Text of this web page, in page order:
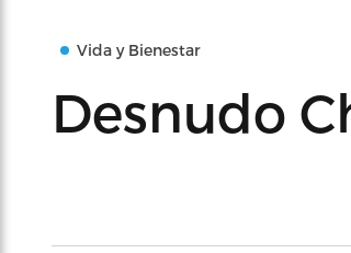
Vida y Bienestar
Desnudo